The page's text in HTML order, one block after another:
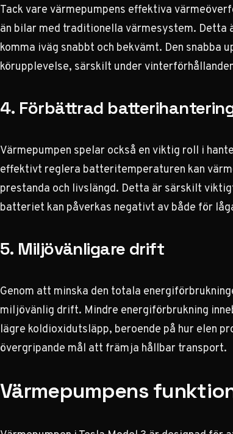
Tack vare värmepumpens effektiva
än bilar med traditionella värmesystem.
komma iväg snabbt och bekvämt. Den snabba
körupplevelse, särskilt under
4. Förbättrad
Värmepumpen spelar också en viktig roll i
effektivt reglera batteritemperaturen kan
prestanda och livslängd. Detta är särskilt
batteriet kan påverkas negativt av både för
5. Miljövänligare drift
Genom att minska den totala
miljövänlig drift. Mindre energiförbrukning
lägre koldioxidutsläpp, beroende på hur elen
övergripande mål att främja hållbar transport.
Värmepumpens